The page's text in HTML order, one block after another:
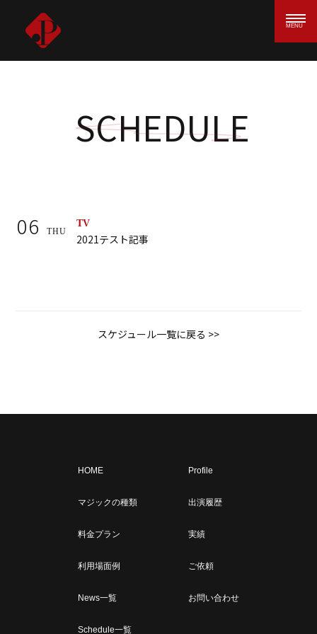
MENU
SCHEDULE
06 THU
TV
2021テスト記事
スケジュール一覧に戻る >>
HOME
マジックの種類
料金プラン
利用場面例
News一覧
Schedule一覧
Profile
出演履歴
実績
ご依頼
お問い合わせ